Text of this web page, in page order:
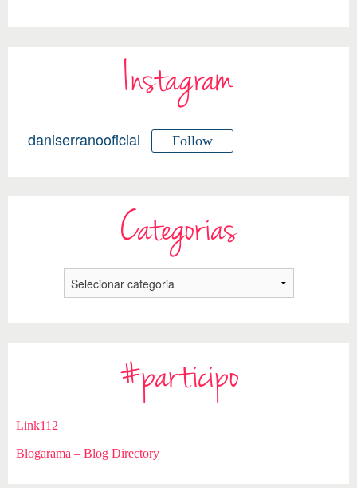
Instagram
daniserranooficial Follow
Categorias
#participo
Link112
Blogarama – Blog Directory